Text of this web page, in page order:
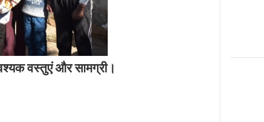
वस्तुएं और सामग्री।